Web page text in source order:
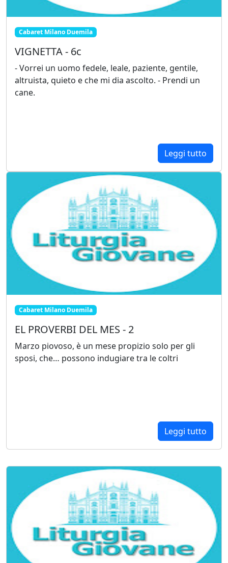
Cabaret Milano Duemila
VIGNETTA - 6c
- Vorrei un uomo fedele, leale, paziente, gentile,
altruista, quieto e che mi dia ascolto. - Prendi un
cane.
Leggi tutto
Cabaret Milano Duemila
EL PROVERBI DEL MES - 2
Marzo piovoso, è un mese propizio solo per gli
sposi, che… possono indugiare tra le coltri
Leggi tutto